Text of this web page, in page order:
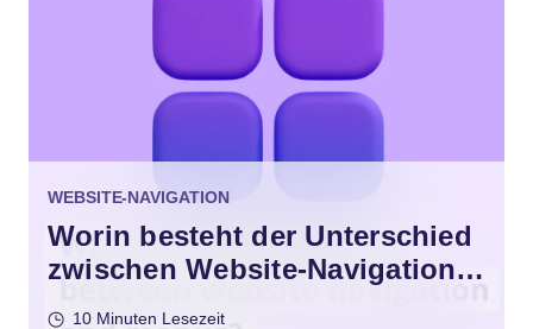
WEBSITE-NAVIGATION
Worin besteht der Unterschied
zwischen Website-Navigation
10 Minuten Lesezeit